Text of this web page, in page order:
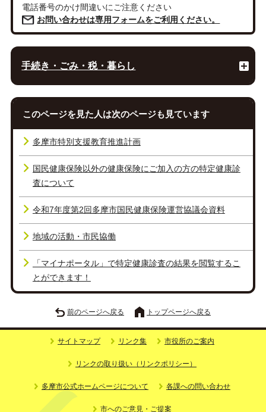
電話番号のかけ間違いにご注意ください
お問い合わせは専用フォームをご利用ください。
手続き・ごみ・税・暮らし
このページを見た人は次のページも見ています
多摩市特別支援教育推進計画
国民健康保険以外の健康保険にご加入の方の特定健康診
査について
令和7年度第2回多摩市国民健康保険運営協議会資料
地域の活動・市民協働
「マイナポータル」で特定健康診査の結果を閲覧するこ
とができます！
前のページへ戻る トップページへ戻る
サイトマップ リンク集 市役所のご案内
リンクの取り扱い（リンクポリシー）
多摩市公式ホームページについて 各課への問い合わせ
市へのご意見・ご提案